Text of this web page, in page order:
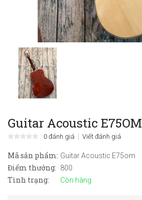
Guitar Acoustic E75OM
0 đánh giá Viết đánh giá
Mã sản phẩm: Guitar Acoustic E75om
Điểm thưởng: 800
Tình trạng: Còn hàng